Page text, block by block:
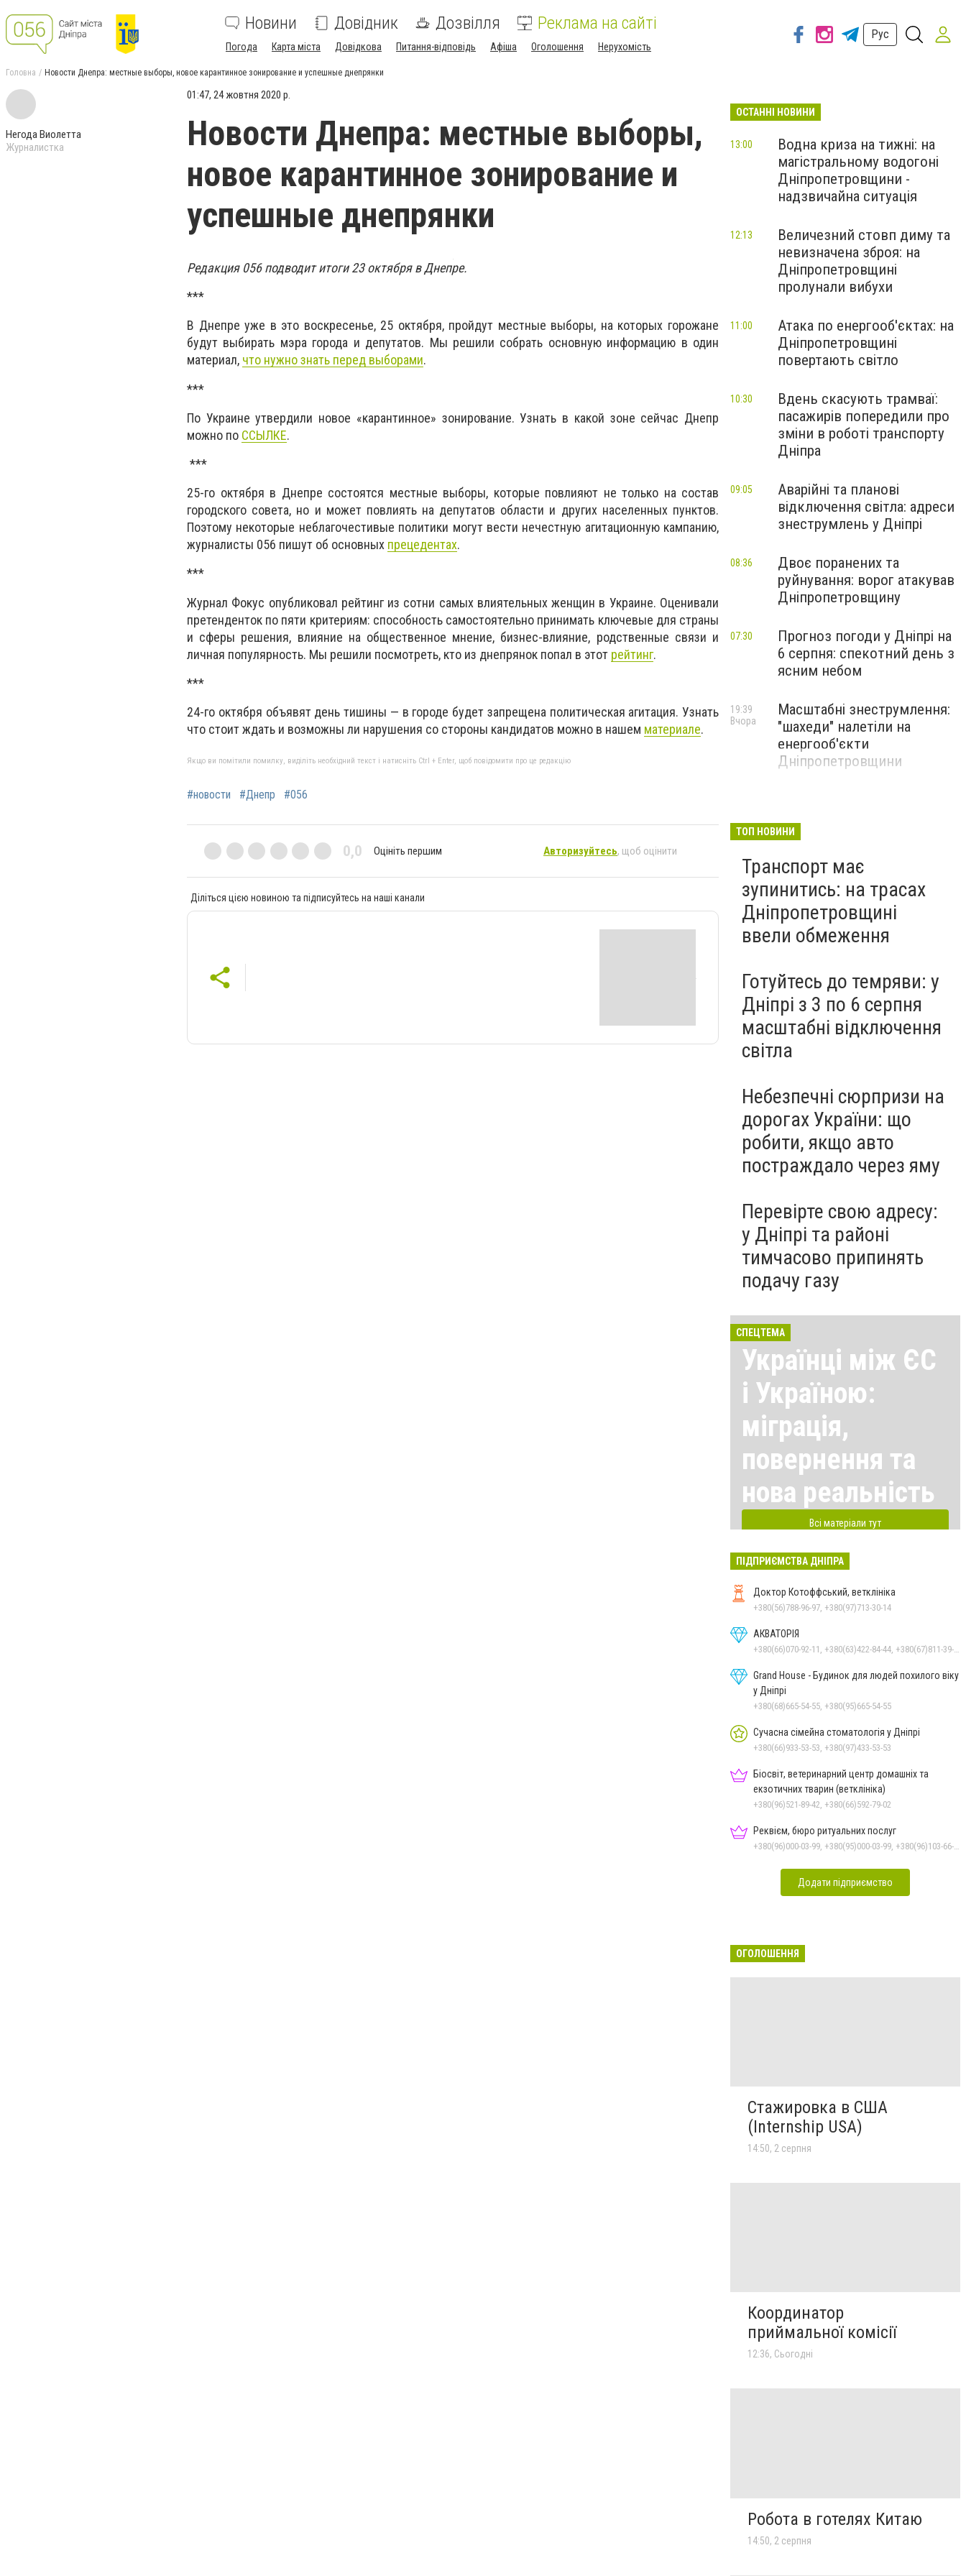
Новини Довідник Дозвілля Реклама на сайті
Погода Карта міста Довідкова Питання-відповідь Афіша Оголошення Нерухомість
Рус
Головна Новости Днепра: местные выборы, новое карантинное зонирование и успешные днепрянки
Негода Виолетта
Журналистка
01:47, 24 жовтня 2020 р.
Новости Днепра: местные выборы,
новое карантинное зонирование и
успешные днепрянки
Редакция 056 подводит итоги 23 октября в Днепре.
***
В Днепре уже в это воскресенье, 25 октября, пройдут местные выборы, на которых горожане
будут выбирать мэра города и депутатов. Мы решили собрать основную информацию в один
материал, что нужно знать перед выборами.
***
По Украине утвердили новое «карантинное» зонирование. Узнать в какой зоне сейчас Днепр
можно по ССЫЛКЕ.
***
25-го октября в Днепре состоятся местные выборы, которые повлияют не только на состав
городского совета, но и может повлиять на депутатов области и других населенных пунктов.
Поэтому некоторые неблагочестивые политики могут вести нечестную агитационную кампанию,
журналисты 056 пишут об основных прецедентах.
***
Журнал Фокус опубликовал рейтинг из сотни самых влиятельных женщин в Украине. Оценивали
претенденток по пяти критериям: способность самостоятельно принимать ключевые для страны
и сферы решения, влияние на общественное мнение, бизнес-влияние, родственные связи и
личная популярность. Мы решили посмотреть, кто из днепрянок попал в этот рейтинг.
***
24-го октября объявят день тишины — в городе будет запрещена политическая агитация. Узнать
что стоит ждать и возможны ли нарушения со стороны кандидатов можно в нашем материале.
Якщо ви помітили помилку, виділіть необхідний текст і натисніть Ctrl + Enter, щоб повідомити про це редакцію
#новости #Днепр #056
0,0 Оцініть першим Авторизуйтесь, щоб оцінити
Діліться цією новиною та підписуйтесь на наші канали
ОСТАННІ НОВИНИ
Водна криза на тижні: на
магістральному водогоні
Дніпропетровщини -
надзвичайна ситуація
13:00
Величезний стовп диму та
невизначена зброя: на
Дніпропетровщині
пролунали вибухи
12:13
Атака по енергооб'єктах: на
Дніпропетровщині
повертають світло
11:00
Вдень скасують трамваї:
пасажирів попередили про
зміни в роботі транспорту
Дніпра
10:30
Аварійні та планові
відключення світла: адреси
знеструмлень у Дніпрі
09:05
Двоє поранених та
руйнування: ворог атакував
Дніпропетровщину
08:36
Прогноз погоди у Дніпрі на
6 серпня: спекотний день з
ясним небом
07:30
Масштабні знеструмлення:
"шахеди" налетіли на
енергооб'єкти
Дніпропетровщини
19:39
Вчора
ТОП НОВИНИ
Транспорт має
зупинитись: на трасах
Дніпропетровщині
ввели обмеження
Готуйтесь до темряви: у
Дніпрі з 3 по 6 серпня
масштабні відключення
світла
Небезпечні сюрпризи на
дорогах України: що
робити, якщо авто
постраждало через яму
Перевірте свою адресу:
у Дніпрі та районі
тимчасово припинять
подачу газу
СПЕЦТЕМА
Українці між ЄС
і Україною:
міграція,
повернення та
нова реальність
Всі матеріали тут
ПІДПРИЄМСТВА ДНІПРА
Доктор Котоффський, ветклініка
+380(56)788-96-97, +380(97)713-30-14
АКВАТОРІЯ
Grand House - Будинок для людей похилого віку
у Дніпрі
+380(68)665-54-55, +380(95)665-54-55
Сучасна сімейна стоматологія у Дніпрі
+380(66)933-53-53, +380(97)433-53-53
Біосвіт, ветеринарний центр домашніх та
екзотичних тварин (ветклініка)
+380(96)521-89-42, +380(66)592-79-02
Реквієм, бюро ритуальних послуг
Додати підприємство
ОГОЛОШЕННЯ
Стажировка в США
(Internship USA)
14:50, 2 серпня
Координатор
приймальної комісії
12:36, Сьогодні
Робота в готелях Китаю
14:50, 2 серпня